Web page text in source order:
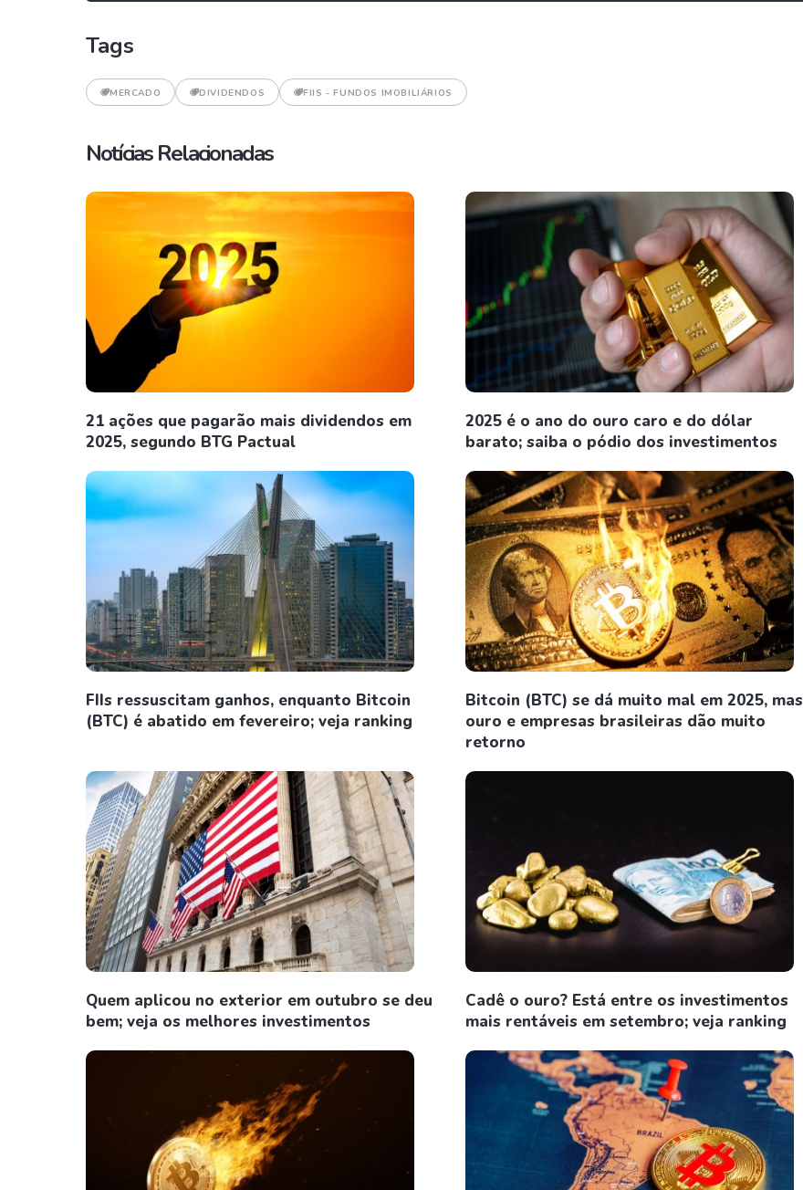
Tags
MERCADO DIVIDENDOS FIIS - FUNDOS IMOBILIÁRIOS
Notícias Relacionadas
21 ações que pagarão mais dividendos em
2025, segundo BTG Pactual
2025 é o ano do ouro caro e do dólar
barato; saiba o pódio dos investimentos
FIIs ressuscitam ganhos, enquanto Bitcoin
(BTC) é abatido em fevereiro; veja ranking
Bitcoin (BTC) se dá muito mal em 2025, mas
ouro e empresas brasileiras dão muito
retorno
Quem aplicou no exterior em outubro se deu
bem; veja os melhores investimentos
Cadê o ouro? Está entre os investimentos
mais rentáveis em setembro; veja ranking